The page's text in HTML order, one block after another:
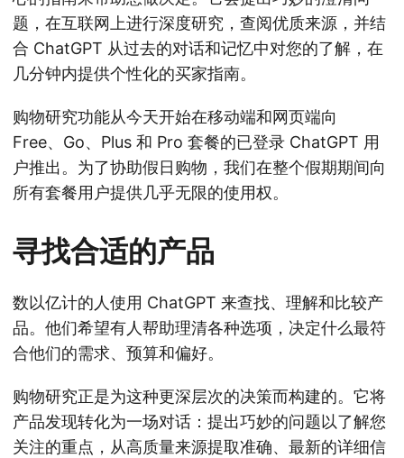
题，在互联网上进行深度研究，查阅优质来源，并结
合 ChatGPT 从过去的对话和记忆中对您的了解，在
几分钟内提供个性化的买家指南。
购物研究功能从今天开始在移动端和网页端向
Free、Go、Plus 和 Pro 套餐的已登录 ChatGPT 用
户推出。为了协助假日购物，我们在整个假期期间向
所有套餐用户提供几乎无限的使用权。
寻找合适的产品
数以亿计的人使用 ChatGPT 来查找、理解和比较产
品。他们希望有人帮助理清各种选项，决定什么最符
合他们的需求、预算和偏好。
购物研究正是为这种更深层次的决策而构建的。它将
产品发现转化为一场对话：提出巧妙的问题以了解您
关注的重点，从高质量来源提取准确、最新的详细信